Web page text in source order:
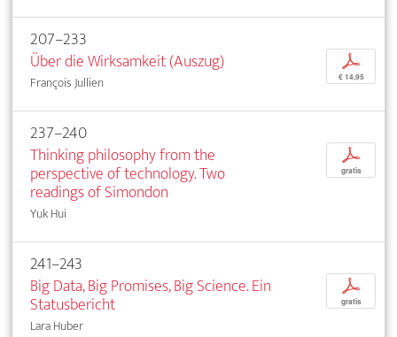
207–233
Über die Wirksamkeit (Auszug)
François Jullien
p
€ 14,95
237–240
Thinking philosophy from the
perspective of technology. Two
readings of Simondon
Yuk Hui
p
gratis
241–243
Big Data, Big Promises, Big Science. Ein
Statusbericht
Lara Huber
p
gratis